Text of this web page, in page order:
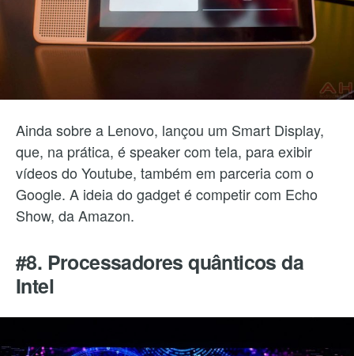
Ainda sobre a Lenovo, lançou um Smart Display,
que, na prática, é speaker com tela, para exibir
vídeos do Youtube, também em parceria com o
Google. A ideia do gadget é competir com Echo
Show, da Amazon.
#8. Processadores quânticos da
Intel